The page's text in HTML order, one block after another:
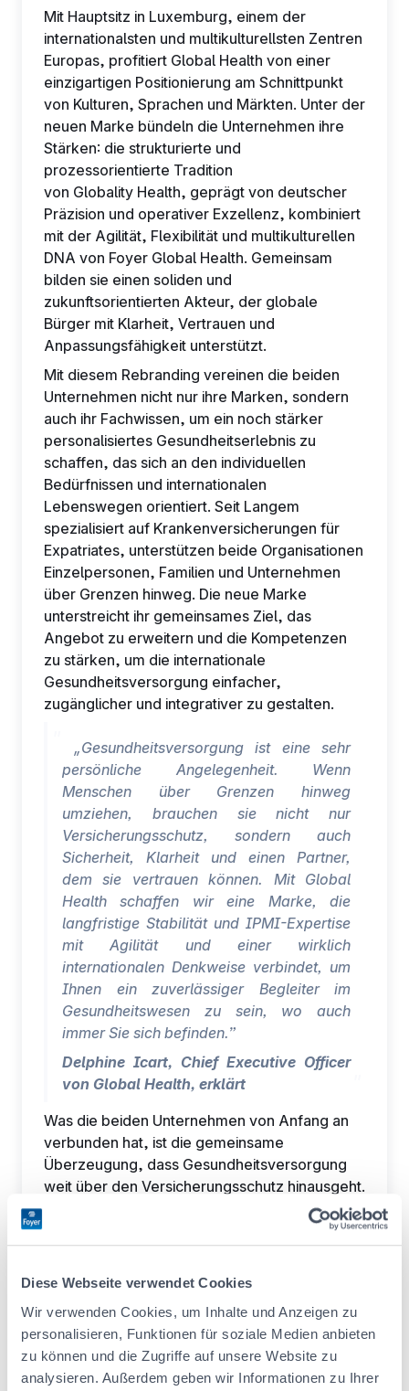
Diese Webseite verwendet Cookies
Wir verwenden Cookies, um Inhalte und Anzeigen zu
personalisieren, Funktionen für soziale Medien anbieten
zu können und die Zugriffe auf unsere Website zu
analysieren. Außerdem geben wir Informationen zu Ihrer
Mit Hauptsitz in Luxemburg, einem der
internationalsten und multikulturellsten Zentren
Europas, profitiert Global Health von einer
einzigartigen Positionierung am Schnittpunkt
von Kulturen, Sprachen und Märkten. Unter der
neuen Marke bündeln die Unternehmen ihre
Stärken: die strukturierte und
prozessorientierte Tradition
von Globality Health, geprägt von deutscher
Präzision und operativer Exzellenz, kombiniert
mit der Agilität, Flexibilität und multikulturellen
DNA von Foyer Global Health. Gemeinsam
bilden sie einen soliden und
zukunftsorientierten Akteur, der globale
Bürger mit Klarheit, Vertrauen und
Anpassungsfähigkeit unterstützt.
Mit diesem Rebranding vereinen die beiden
Unternehmen nicht nur ihre Marken, sondern
auch ihr Fachwissen, um ein noch stärker
personalisiertes Gesundheitserlebnis zu
schaffen, das sich an den individuellen
Bedürfnissen und internationalen
Lebenswegen orientiert. Seit Langem
spezialisiert auf Krankenversicherungen für
Expatriates, unterstützen beide Organisationen
Einzelpersonen, Familien und Unternehmen
über Grenzen hinweg. Die neue Marke
unterstreicht ihr gemeinsames Ziel, das
Angebot zu erweitern und die Kompetenzen
zu stärken, um die internationale
Gesundheitsversorgung einfacher,
zugänglicher und integrativer zu gestalten.
„Gesundheitsversorgung ist eine sehr
persönliche Angelegenheit. Wenn
Menschen über Grenzen hinweg
umziehen, brauchen sie nicht nur
Versicherungsschutz, sondern auch
Sicherheit, Klarheit und einen Partner,
dem sie vertrauen können. Mit Global
Health schaffen wir eine Marke, die
langfristige Stabilität und IPMI-Expertise
mit Agilität und einer wirklich
internationalen Denkweise verbindet, um
Ihnen ein zuverlässiger Begleiter im
Gesundheitswesen zu sein, wo auch
immer Sie sich befinden.”
Delphine Icart, Chief Executive Officer
von Global Health, erklärt
Was die beiden Unternehmen von Anfang an
verbunden hat, ist die gemeinsame
Überzeugung, dass Gesundheitsversorgung
weit über den Versicherungsschutz hinausgeht.
Im Mittelpunkt von Global Health steht die
Vision, eine Gemeinschaft aufzubauen, die
durch gemeinsame Erfahrungen, Werte und
sich als echte „Heimat für Weltbürgerinnen und
Weltbürger” und bietet Kontinuität, Sicherheit
und Unterstützung, wo auch immer das Leben
Sie hinführt.